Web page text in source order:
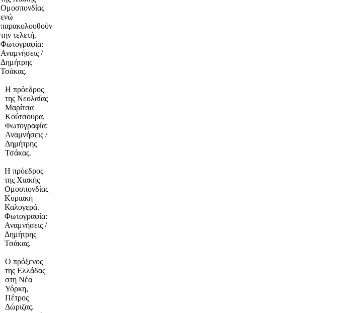
Ομοσπονδίας
ενώ
παρακολουθούν
την τελετή.
Φωτογραφία:
Αναμνήσεις /
Δημήτρης
Τσάκας.
Η πρόεδρος
της Νεολαίας
Μαρίτσα
Κούτσουρα.
Φωτογραφία:
Αναμνήσεις /
Δημήτρης
Τσάκας.
Η πρόεδρος
της Χιακής
Ομοσπονδίας
Κυριακή
Καλογερά.
Φωτογραφία:
Αναμνήσεις /
Δημήτρης
Τσάκας.
Ο πρόξενος
της Ελλάδας
στη Νέα
Υόρκη,
Πέτρος
Δώριζας.